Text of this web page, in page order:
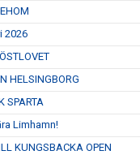
2026
HELSINGBORG
SPARTA
Limhamn!
KUNGSBACKA OPEN